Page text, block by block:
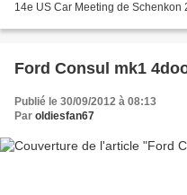
14e US Car Meeting de Schenkon
Ford Consul mk1
Publié le 30/09/2012 à 08:13
Par oldiesfan67